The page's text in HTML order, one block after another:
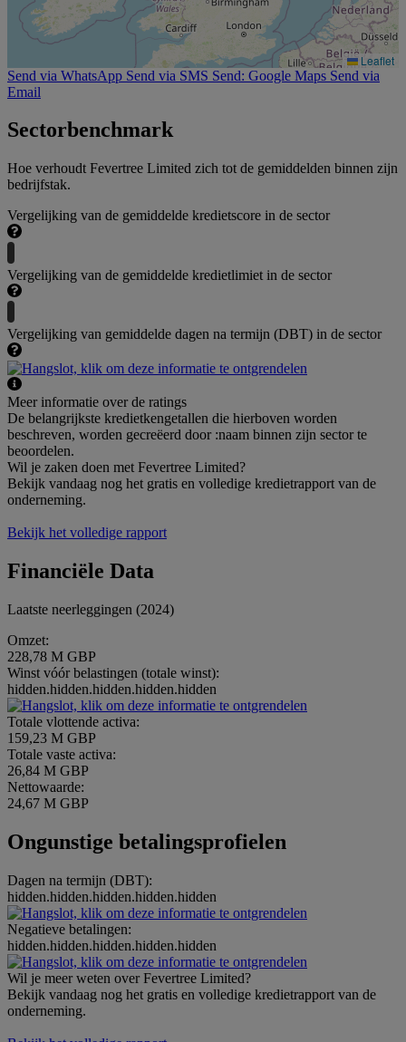
Leaflet
Send via WhatsApp Send via SMS Send: Google Maps Send via
Email
Sectorbenchmark
Hoe verhoudt Fevertree Limited zich tot de gemiddelden binnen zijn
bedrijfstak.
Vergelijking van de gemiddelde kredietscore in de sector
Vergelijking van de gemiddelde kredietlimiet in de sector
Vergelijking van gemiddelde dagen na termijn (DBT) in de sector
Meer informatie over de ratings
De belangrijkste kredietkengetallen die hierboven worden
beschreven, worden gecreëerd door :naam binnen zijn sector te
beoordelen.
Wil je zaken doen met Fevertree Limited?
Bekijk vandaag nog het gratis en volledige kredietrapport van de
onderneming.
Bekijk het volledige rapport
Financiële Data
Laatste neerleggingen (2024)
Omzet:
228,78 M GBP
Winst vóór belastingen (totale winst):
hidden.hidden.hidden.hidden.hidden
Totale vlottende activa:
159,23 M GBP
Totale vaste activa:
26,84 M GBP
Nettowaarde:
24,67 M GBP
Ongunstige betalingsprofielen
Dagen na termijn (DBT):
hidden.hidden.hidden.hidden.hidden
Negatieve betalingen:
hidden.hidden.hidden.hidden.hidden
Wil je meer weten over Fevertree Limited?
Bekijk vandaag nog het gratis en volledige kredietrapport van de
onderneming.